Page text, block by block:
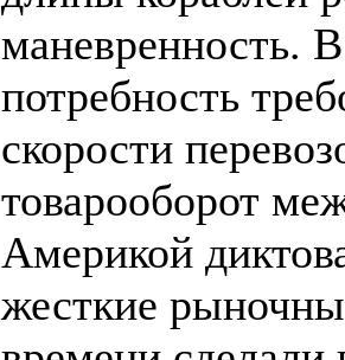
маневренность.
потребность
скорости
товарооборот
Америкой
жесткие